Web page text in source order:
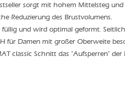
sorgt mit hohem Mittelsteg
Reduzierung des Brustvolumens.
und wird optimal geformt.
für Damen mit großer Oberweite
classic Schnitt das "Aufsperren"